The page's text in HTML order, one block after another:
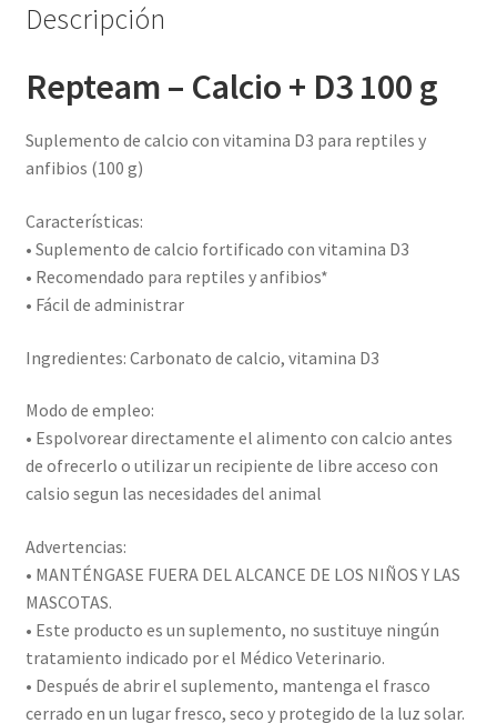
Descripción
Repteam – Calcio + D3 100 g
Suplemento de calcio con vitamina D3 para reptiles y
anfibios (100 g)
Características:
• Suplemento de calcio fortificado con vitamina D3
• Recomendado para reptiles y anfibios*
• Fácil de administrar
Ingredientes: Carbonato de calcio, vitamina D3
Modo de empleo:
• Espolvorear directamente el alimento con calcio antes
de ofrecerlo o utilizar un recipiente de libre acceso con
calsio segun las necesidades del animal
Advertencias:
• MANTÉNGASE FUERA DEL ALCANCE DE LOS NIÑOS Y LAS
MASCOTAS.
• Este producto es un suplemento, no sustituye ningún
tratamiento indicado por el Médico Veterinario.
• Después de abrir el suplemento, mantenga el frasco
cerrado en un lugar fresco, seco y protegido de la luz solar.